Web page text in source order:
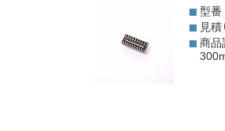
型番
見
商品